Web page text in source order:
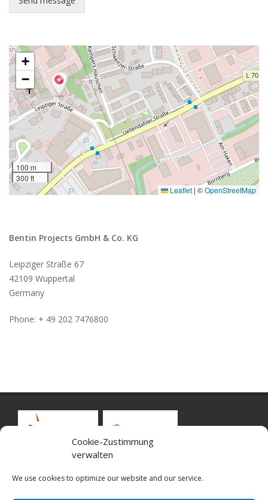
Cookie-Zustimmung
verwalten
We use cookies to optimize our website and our service.
+
−
100 m
300 ft
Leaflet | ©OpenStreetMap
Bentin Projects GmbH & Co. KG
Leipziger Straße 67
42109 Wuppertal
Germany
Phone: + 49 202 7476800